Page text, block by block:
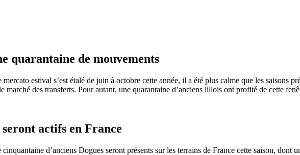
quarantaine de mouvements
mercato estival s’est étalé de juin à octobre cette année, il a été plus calme que les
marché des transferts. Pour autant, une quarantaine d’anciens lillois ont profité de cette
seront actifs en France
cinquantaine d’anciens Dogues seront présents sur les terrains de France cette saison,